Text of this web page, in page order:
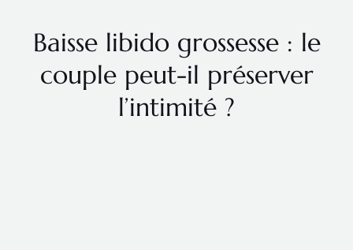
Baisse libido grossesse : le
couple peut-il préserver
l’intimité ?